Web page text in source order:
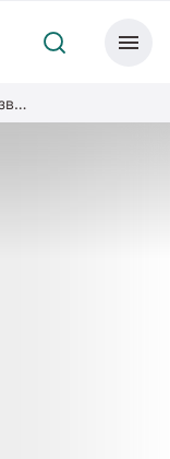
Игры для развития коммуникации